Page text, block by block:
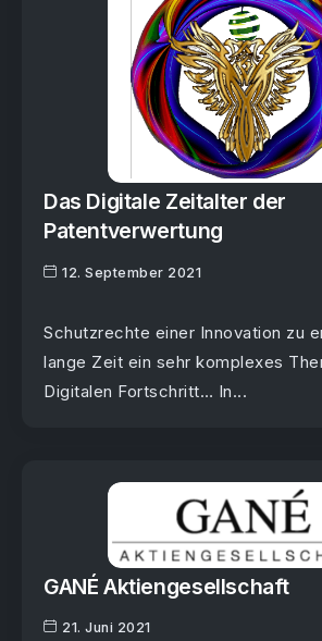
Das Digitale Zeitalter der
Patentverwertung
12. September 2021
Schutzrechte einer Innovation zu
lange Zeit ein sehr komplexes
Digitalen Fortschritt… In...
GANÉ Aktiengesellschaft
21. Juni 2021